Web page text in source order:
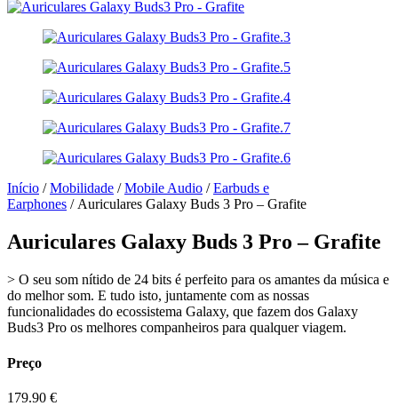
Início /Mobilidade /Mobile Audio /Earbuds e
Earphones / Auriculares Galaxy Buds 3 Pro – Grafite
Auriculares Galaxy Buds 3 Pro – Grafite
> O seu som nítido de 24 bits é perfeito para os amantes da música e
do melhor som. E tudo isto, juntamente com as nossas
funcionalidades do ecossistema Galaxy, que fazem dos Galaxy
Buds3 Pro os melhores companheiros para qualquer viagem.
Preço
179.90 €